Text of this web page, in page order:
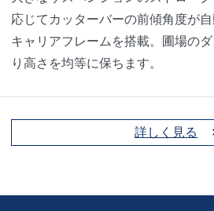
応じてカッターバーの前傾角度が
キャリアフレームを搭載。圃場の
り高さを均等に保ちます。
詳しく見る